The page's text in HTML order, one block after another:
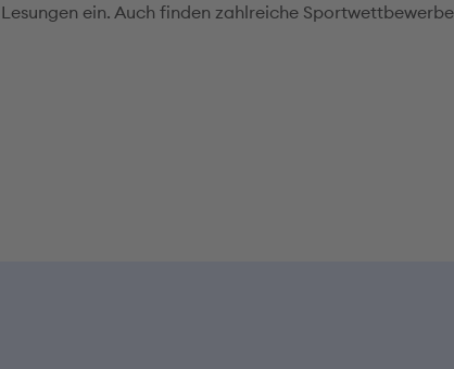
Lesungen ein. Auch finden zahlreiche